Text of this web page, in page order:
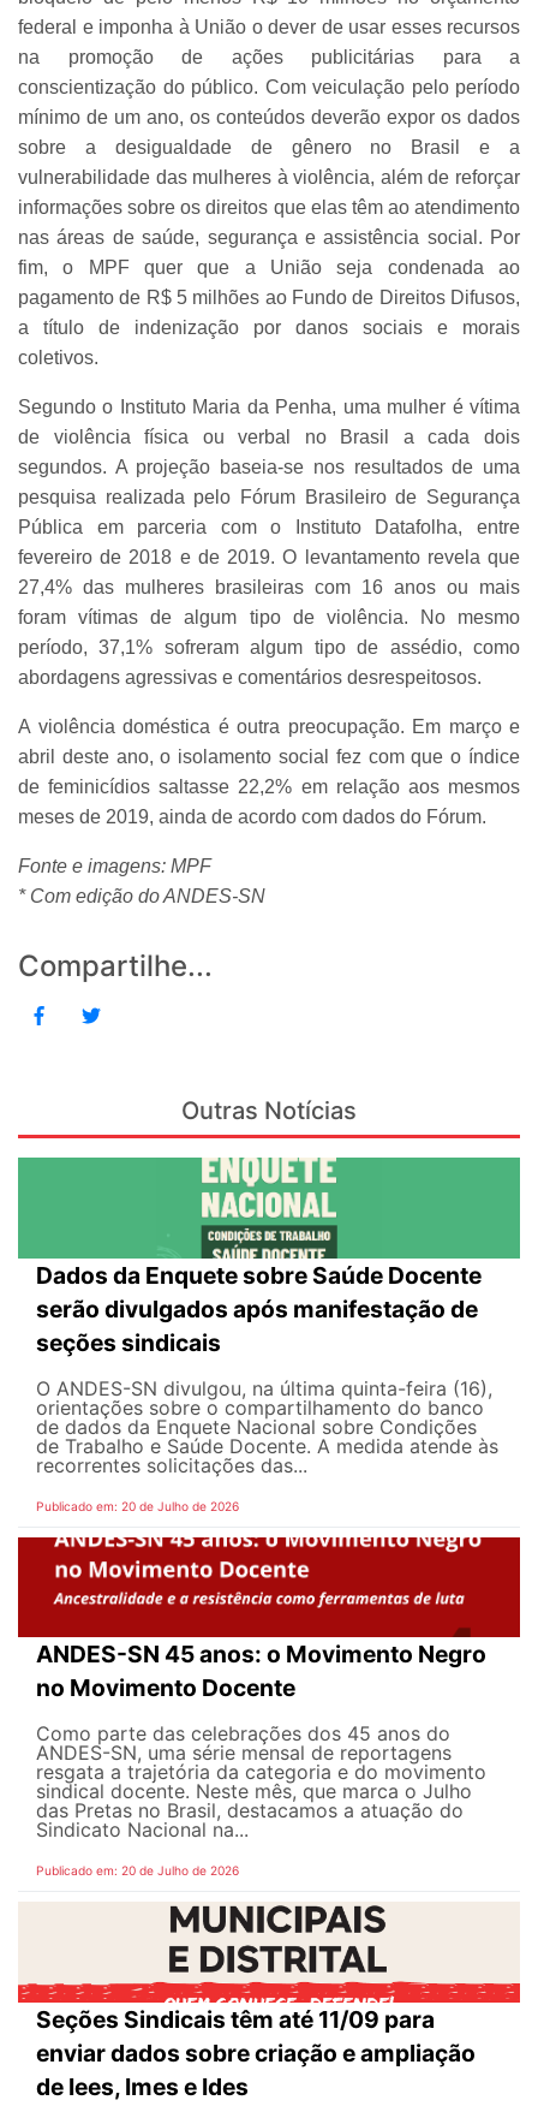
federal e imponha à União o dever de usar esses recursos
na promoção de ações publicitárias para a
conscientização do público. Com veiculação pelo período
mínimo de um ano, os conteúdos deverão expor os dados
sobre a desigualdade de gênero no Brasil e a
vulnerabilidade das mulheres à violência, além de reforçar
informações sobre os direitos que elas têm ao atendimento
nas áreas de saúde, segurança e assistência social. Por
fim, o MPF quer que a União seja condenada ao
pagamento de R$ 5 milhões ao Fundo de Direitos Difusos,
a título de indenização por danos sociais e morais
coletivos.
Segundo o Instituto Maria da Penha, uma mulher é vítima
de violência física ou verbal no Brasil a cada dois
segundos. A projeção baseia-se nos resultados de uma
pesquisa realizada pelo Fórum Brasileiro de Segurança
Pública em parceria com o Instituto Datafolha, entre
fevereiro de 2018 e de 2019. O levantamento revela que
27,4% das mulheres brasileiras com 16 anos ou mais
foram vítimas de algum tipo de violência. No mesmo
período, 37,1% sofreram algum tipo de assédio, como
abordagens agressivas e comentários desrespeitosos.
A violência doméstica é outra preocupação. Em março e
abril deste ano, o isolamento social fez com que o índice
de feminicídios saltasse 22,2% em relação aos mesmos
meses de 2019, ainda de acordo com dados do Fórum.
Fonte e imagens: MPF
* Com edição do ANDES-SN
Compartilhe...
Outras Notícias
Dados da Enquete sobre Saúde Docente
serão divulgados após manifestação de
seções sindicais
O ANDES-SN divulgou, na última quinta-feira (16),
orientações sobre o compartilhamento do banco
de dados da Enquete Nacional sobre Condições
de Trabalho e Saúde Docente. A medida atende às
recorrentes solicitações das...
Publicado em: 20 de Julho de 2026
ANDES-SN 45 anos: o Movimento Negro
no Movimento Docente
Como parte das celebrações dos 45 anos do
ANDES-SN, uma série mensal de reportagens
resgata a trajetória da categoria e do movimento
sindical docente. Neste mês, que marca o Julho
das Pretas no Brasil, destacamos a atuação do
Sindicato Nacional na...
Publicado em: 20 de Julho de 2026
Seções Sindicais têm até 11/09 para
enviar dados sobre criação e ampliação
de Iees, Imes e Ides